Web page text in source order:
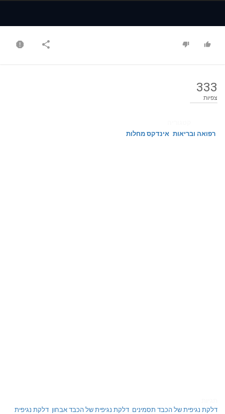
333
צפיות
רפואה ובריאות אינדקס מחלות
דלקת נגיפית של הכבד תסמינים דלקת נגיפית של הכבד אבחון דלקת נגיפית